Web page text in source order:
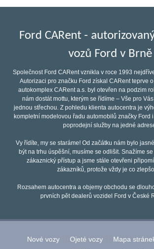
Ford CARent -
vozů Ford v Brně
Společnost Ford CARent vznikla v roce 1993
Autorizaci pro značku Ford získal CARent teprve
autokomplex CARent a.s. byl otevřen na podzim
nám dostát mottu, kterým se řídíme – Vše pro
jednou střechou. Z pohledu klienta autocentra je
kompletní modelovou řadu automobilů značky Ford
poprodejní služby na jedné
Vy řídíte, my se staráme! Od začátku nám bylo
být na trhu úspěšní, musíme se odlišit. Snažíme
zákaznický přístup a jsme stále otevřeni
zákazníků, protože vždy je co
Rozsahem autocentra a objemy obchodu se
prvních pět dealerů vozidel Ford v České
Nové vozy Ojeté vozy Mapa